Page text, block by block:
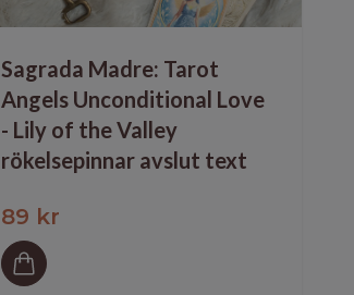
Sagrada Madre: Tarot
Angels Unconditional Love
- Lily of the Valley
rökelsepinnar avslut text
89 kr